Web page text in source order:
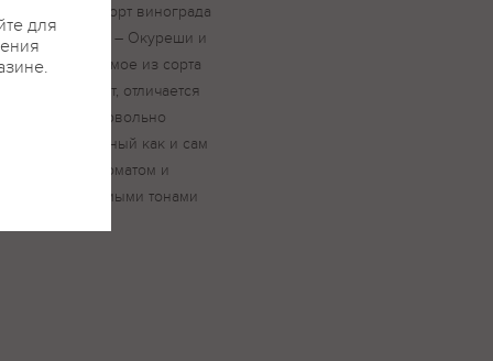
редчайший сорт винограда
Лечхуми – Окуреши и
вино, получаемое из сорта
цвет, отличается
и довольно
такой же нежный как и сам
особым ароматом и
едва уловимыми тонами
для